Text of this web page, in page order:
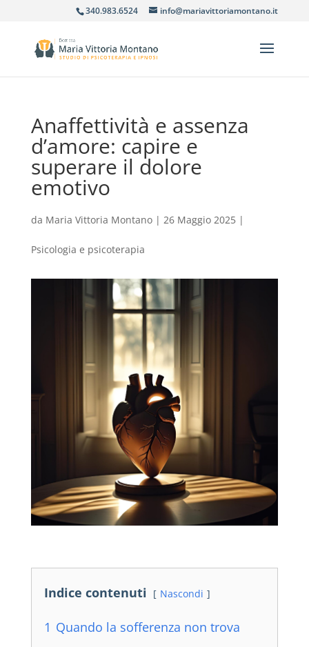
340.983.6524 info@mariavittoriamontano.it
Anaffettività e assenza
d’amore: capire e
superare il dolore
emotivo
da Maria Vittoria Montano| 26 Maggio 2025|
Psicologia e psicoterapia
Indice contenuti Nascondi
1 Quando la sofferenza non trova